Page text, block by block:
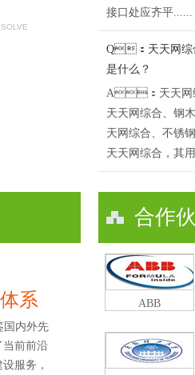
接口处应齐平......
Q：天天网综
是什么？
A：天天网
天天网综合、钢
天网综合、不锈
天天网综合，其
体系
国内外先
当前前沿
务，
合作
ABB